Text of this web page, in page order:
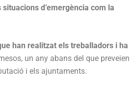
d’emergència com la
han realitzat els treballadors i ha
un any abans del que preveien
i els ajuntaments.